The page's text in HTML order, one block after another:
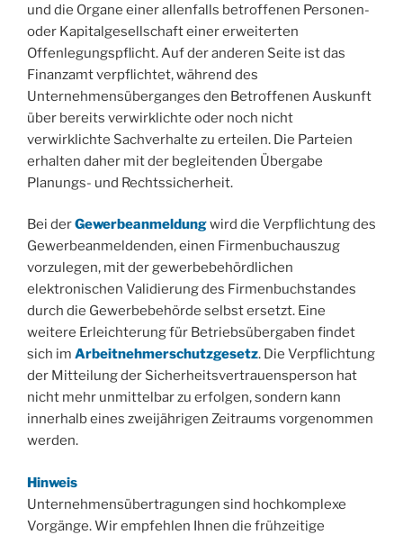
und die Organe einer allenfalls betroffenen Personen-
oder Kapitalgesellschaft einer erweiterten
Offenlegungspflicht. Auf der anderen Seite ist das
Finanzamt verpflichtet, während des
Unternehmensüberganges den Betroffenen Auskunft
über bereits verwirklichte oder noch nicht
verwirklichte Sachverhalte zu erteilen. Die Parteien
erhalten daher mit der begleitenden Übergabe
Planungs- und Rechtssicherheit.
Bei derGewerbeanmeldungwird die Verpflichtung des
Gewerbeanmeldenden, einen Firmenbuchauszug
vorzulegen, mit der gewerbebehördlichen
elektronischen Validierung des Firmenbuchstandes
durch die Gewerbebehörde selbst ersetzt. Eine
weitere Erleichterung für Betriebsübergaben findet
sich im Arbeitnehmerschutzgesetz. Die Verpflichtung
der Mitteilung der Sicherheitsvertrauensperson hat
nicht mehr unmittelbar zu erfolgen, sondern kann
innerhalb eines zweijährigen Zeitraums vorgenommen
werden.
Hinweis
Unternehmensübertragungen sind hochkomplexe
Vorgänge. Wir empfehlen Ihnen die frühzeitige